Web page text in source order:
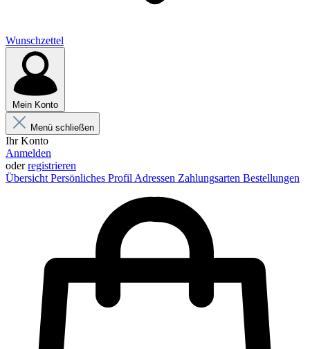
Wunschzettel
Mein Konto
Menü schließen
Ihr Konto
Anmelden
oderregistrieren
Übersicht Persönliches Profil Adressen Zahlungsarten Bestellungen